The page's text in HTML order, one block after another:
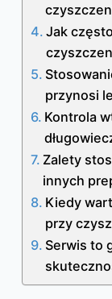
Jak
przynosi
Kontrola
Zalety
innych
Kiedy
przy
Serwis to